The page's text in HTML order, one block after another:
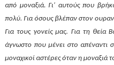
από μοναξιά. Γι’ αυτούς που
πολύ. Για όσους βλέπαν στον
Για τους γονείς μας. Για τη θεία
άγνωστο που μένει στο απέναντι
μοναχικοί αστέρες όταν η μοναξιά